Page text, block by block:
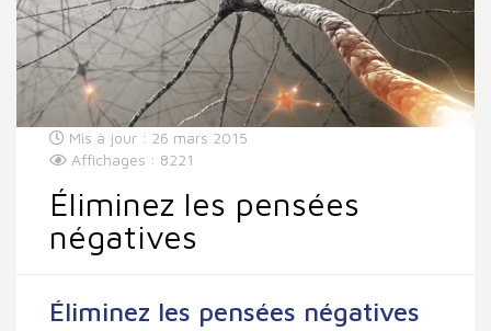
Mis à jour : 26 mars 2015
Affichages : 8221
Éliminez les pensées
négatives
Éliminez les pensées négatives